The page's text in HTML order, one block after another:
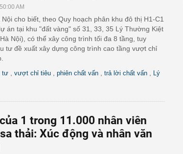
AM
Nội cho biết, theo Quy hoạch phân khu đô thị H1-C1
án tại khu "đất vàng" số 31, 33, 35 Lý Thường Kiệt
Nội), có thể xây công trình tối đa 8 tầng, tuy
tư đề xuất xây dựng công trình cao tầng vượt chỉ
tư vượt chỉ tiêu phiên chất vấn trả lời chất vấn
Lý
1 trong 11.000 nhân viên
thải: Xúc động và nhân văn